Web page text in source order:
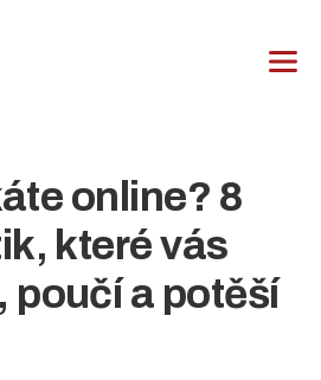
online? 8
které vás
poučí a potěší